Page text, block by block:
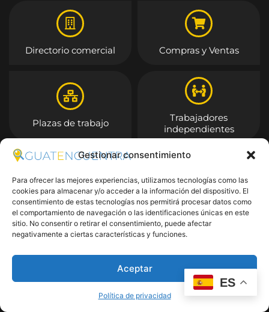
Gestionar consentimiento
Para ofrecer las mejores experiencias, utilizamos tecnologías como las
cookies para almacenar y/o acceder a la información del dispositivo. El
consentimiento de estas tecnologías nos permitirá procesar datos como
el comportamiento de navegación o las identificaciones únicas en este
sitio. No consentir o retirar el consentimiento, puede afectar
negativamente a ciertas características y funciones.
Aceptar
Política de privacidad
Directorio comercial Compras y Ventas
Plazas de trabajo
Trabajadores
independientes
Entrar
ES